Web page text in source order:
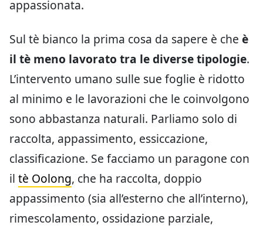
appassionata.
Sul tè bianco la prima cosa da sapere è che è
il tè meno lavorato tra le diverse tipologie.
L’intervento umano sulle sue foglie è ridotto
al minimo e le lavorazioni che le coinvolgono
sono abbastanza naturali. Parliamo solo di
raccolta, appassimento, essiccazione,
classificazione. Se facciamo un paragone con
il tè Oolong, che ha raccolta, doppio
appassimento (sia all’esterno che all’interno),
rimescolamento, ossidazione parziale,